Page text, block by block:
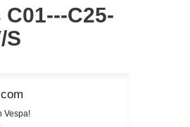
C25-
S
Vespa!